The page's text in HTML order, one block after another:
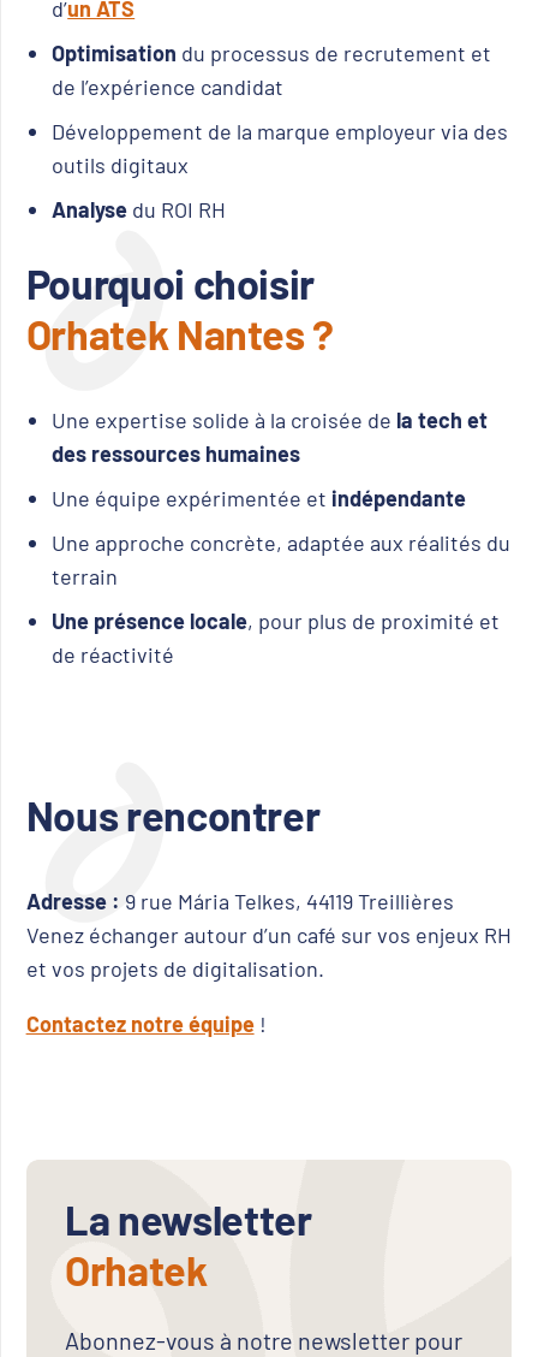
d’un ATS
Optimisation du processus de recrutement et
de l’expérience candidat
Développement de la marque employeur via des
outils digitaux
Analyse du ROI RH
Pourquoi choisir
Orhatek Nantes ?
Une expertise solide à la croisée de la tech et
des ressources humaines
Une équipe expérimentée et indépendante
Une approche concrète, adaptée aux réalités du
terrain
Une présence locale, pour plus de proximité et
de réactivité
Nous rencontrer
Adresse : 9 rue Mária Telkes, 44119 Treillières
Venez échanger autour d’un café sur vos enjeux RH
et vos projets de digitalisation.
Contactez notre équipe!
La newsletter
Orhatek
Abonnez-vous à notre newsletter pour